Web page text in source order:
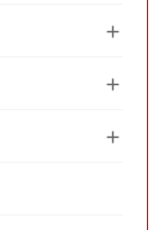


